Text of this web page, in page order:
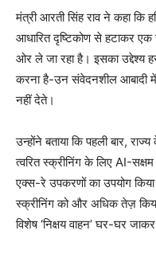
मंत्री आरती सिंह राव ने कहा कि
आधारित दृष्टिकोण से हटाकर
ओर ले जा रहा है। इसका उद्देश्य
करना है-उन संवेदनशील आबादी में
नहीं देते।
उन्होंने बताया कि पहली बार,
त्वरित स्क्रीनिंग के लिए AI-
एक्स-रे उपकरणों का उपयोग किया
स्क्रीनिंग को और अधिक तेज़
विशेष ‘निक्षय वाहन’ घर-घर